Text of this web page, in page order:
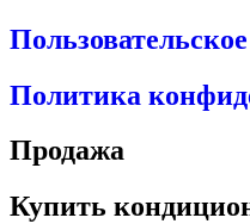
Политика
Продажа
Купить